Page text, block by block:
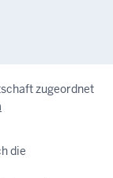
zugeordnet
die